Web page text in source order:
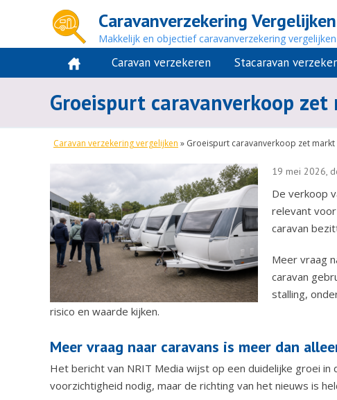
Caravanverzekering Vergelijken
Makkelijk en objectief caravanverzekering vergelijken
Caravan verzekeren Stacaravan
Groeispurt caravanverkoop
Caravan verzekering vergelijken » Groeispurt caravanverkoop zet
19 mei 2026,
De verkoop
relevant
caravan
Meer vraag
caravan
stalling,
risico en waarde kijken.
Meer vraag naar caravans is meer dan
Het bericht van NRIT Media wijst op een duidelijke groei
voorzichtigheid nodig, maar de richting van het nieuws is